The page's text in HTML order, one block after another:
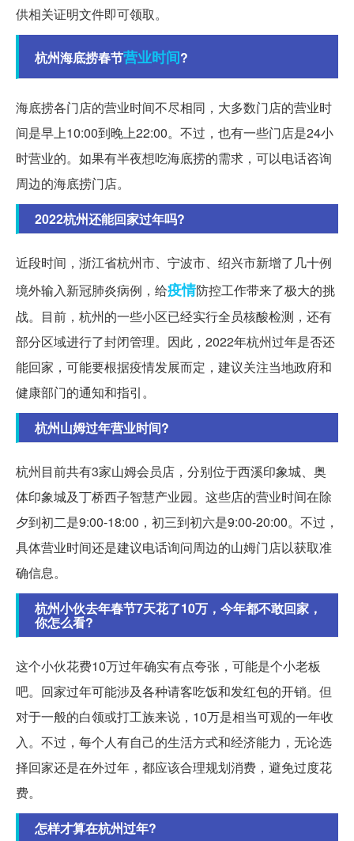
供相关证明文件即可领取。
杭州海底捞春节营业时间?
海底捞各门店的营业时间不尽相同，大多数门店的营业时
间是早上10:00到晚上22:00。不过，也有一些门店是24小
时营业的。如果有半夜想吃海底捞的需求，可以电话咨询
周边的海底捞门店。
2022杭州还能回家过年吗?
近段时间，浙江省杭州市、宁波市、绍兴市新增了几十例
境外输入新冠肺炎病例，给疫情防控工作带来了极大的挑
战。目前，杭州的一些小区已经实行全员核酸检测，还有
部分区域进行了封闭管理。因此，2022年杭州过年是否还
能回家，可能要根据疫情发展而定，建议关注当地政府和
健康部门的通知和指引。
杭州山姆过年营业时间?
杭州目前共有3家山姆会员店，分别位于西溪印象城、奥
体印象城及丁桥西子智慧产业园。这些店的营业时间在除
夕到初二是9:00-18:00，初三到初六是9:00-20:00。不过，
具体营业时间还是建议电话询问周边的山姆门店以获取准
确信息。
杭州小伙去年春节7天花了10万，今年都不敢回家，
你怎么看?
这个小伙花费10万过年确实有点夸张，可能是个小老板
吧。回家过年可能涉及各种请客吃饭和发红包的开销。但
对于一般的白领或打工族来说，10万是相当可观的一年收
入。不过，每个人有自己的生活方式和经济能力，无论选
择回家还是在外过年，都应该合理规划消费，避免过度花
费。
怎样才算在杭州过年?